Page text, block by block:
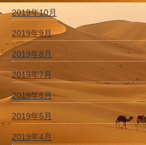
2019年10月
2019年9月
2019年8月
2019年7月
2019年6月
2019年5月
2019年4月